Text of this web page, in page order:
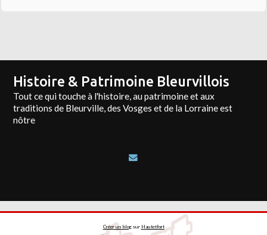
Histoire & Patrimoine Bleurvillois
Tout ce qui touche à l'histoire, au patrimoine et aux
traditions de Bleurville, des Vosges et de la Lorraine est
nôtre
Créer un blogsur Hautetfort